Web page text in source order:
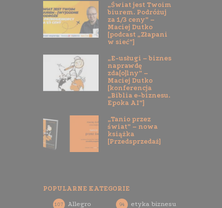
„Świat jest Twoim
biurem. Podróżuj
za 1/3 ceny” –
Maciej Dutko
[podcast „Złapani
w sieć”]
„E-usługi – biznes
naprawdę
zda[o]lny” –
Maciej Dutko
[konferencja
„Biblia e-biznesu.
Epoka AI”]
„Tanio przez
świat” – nowa
książka
[Przedsprzedaż]
POPULARNE KATEGORIE
Allegro
107 etyka biznesu
94